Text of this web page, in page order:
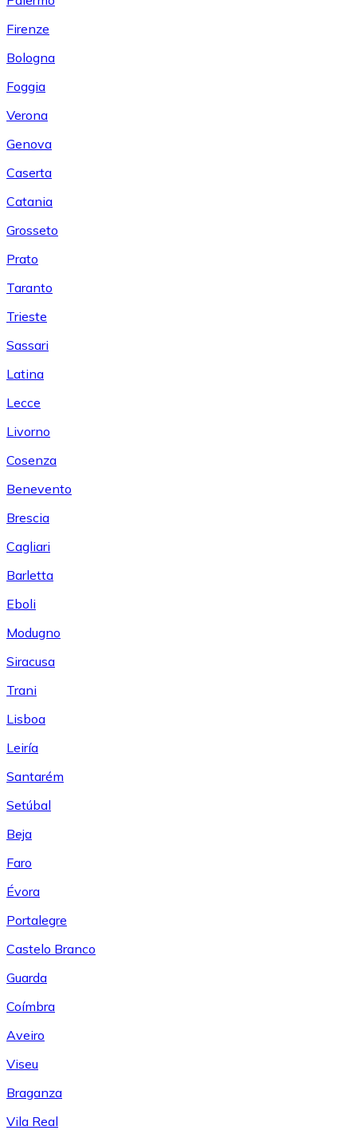
Firenze
Bologna
Foggia
Verona
Genova
Caserta
Catania
Grosseto
Prato
Taranto
Trieste
Sassari
Latina
Lecce
Livorno
Cosenza
Benevento
Brescia
Cagliari
Barletta
Eboli
Modugno
Siracusa
Trani
Lisboa
Leiría
Santarém
Setúbal
Beja
Faro
Évora
Portalegre
Castelo Branco
Guarda
Coímbra
Aveiro
Viseu
Braganza
Vila Real